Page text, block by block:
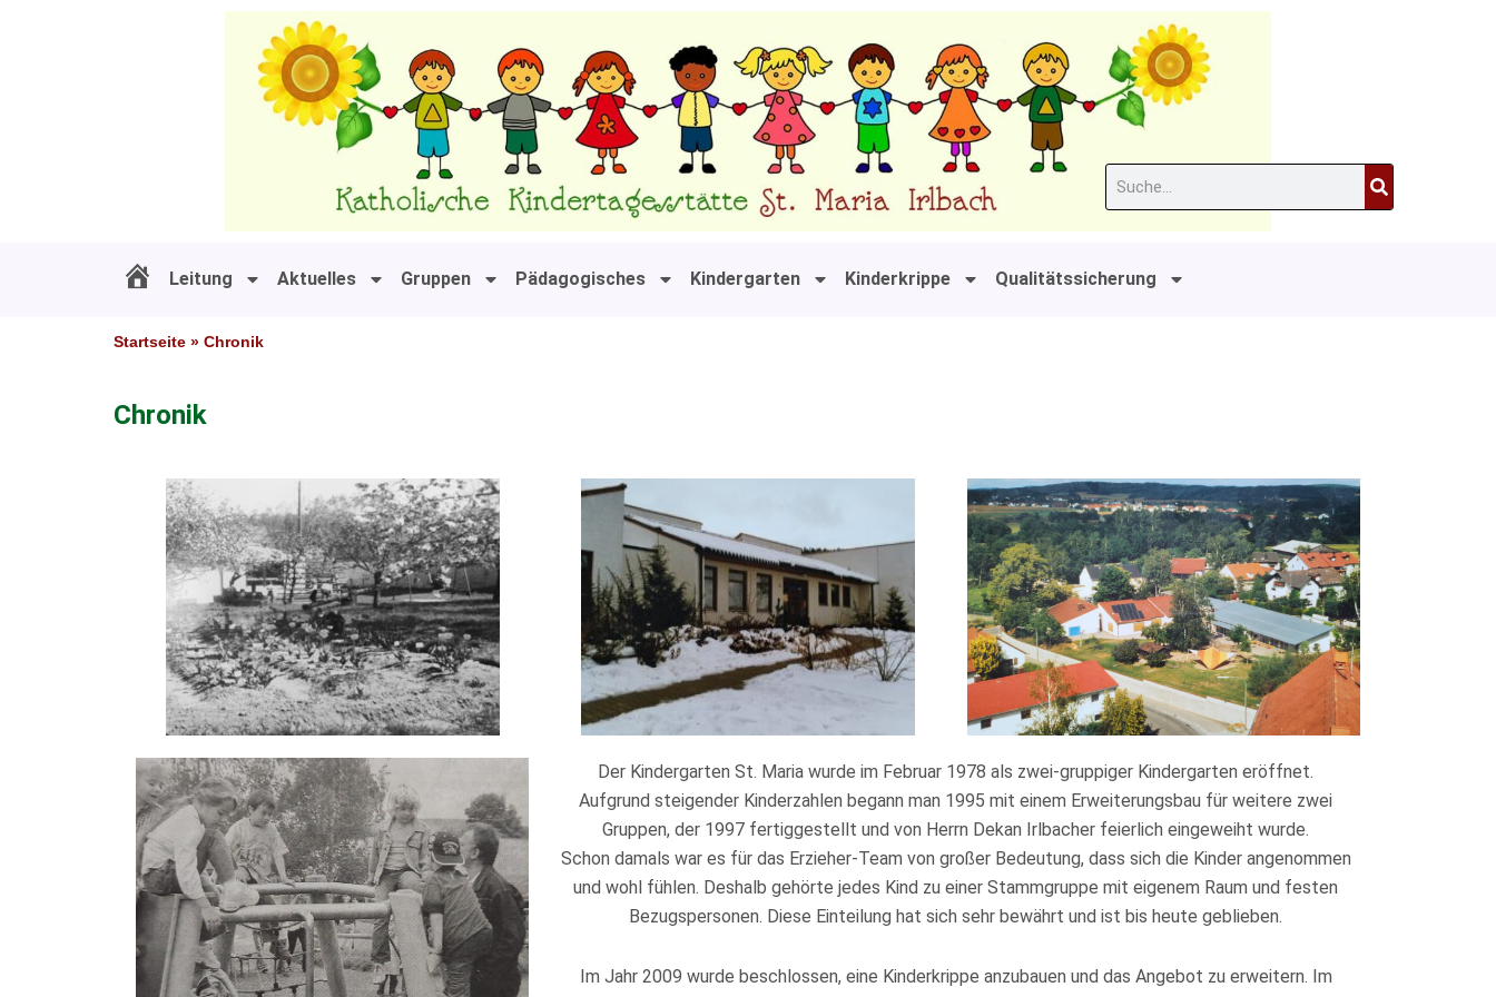
Suche
#11 (kein Titel)
Leitung Aktuelles Gruppen Pädagogisches Kindergarten Kinderkrippe Qualitätssicherung
Startseite » Chronik
Chronik
Der Kindergarten St. Maria wurde im Februar 1978 als zwei-gruppiger Kindergarten eröffnet.
Aufgrund steigender Kinderzahlen begann man 1995 mit einem Erweiterungsbau für weitere zwei
Gruppen, der 1997 fertiggestellt und von Herrn Dekan Irlbacher feierlich eingeweiht wurde.
Schon damals war es für das Erzieher-Team von großer Bedeutung, dass sich die Kinder angenommen
und wohl fühlen. Deshalb gehörte jedes Kind zu einer Stammgruppe mit eigenem Raum und festen
Bezugspersonen. Diese Einteilung hat sich sehr bewährt und ist bis heute geblieben.
Im Jahr 2009 wurde beschlossen, eine Kinderkrippe anzubauen und das Angebot zu erweitern. Im